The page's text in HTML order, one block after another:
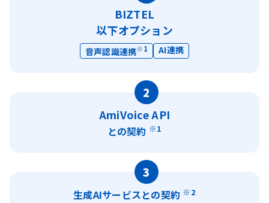
BIZTEL
以下オプション
音声認識連携※1 AI連携
2
AmiVoice API
との契約 ※1
3
生成AIサービスとの契約 ※2